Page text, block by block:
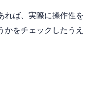
れば、実際に操作性を
かをチェックしたうえ